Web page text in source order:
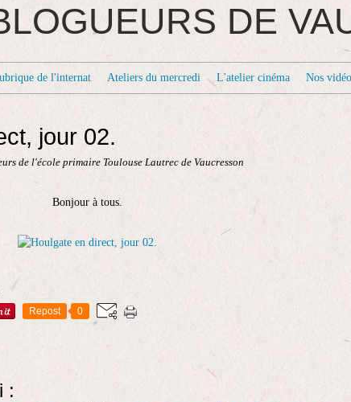
DE
de l'internat Ateliers du mercredi L'atelier cinéma Nos
jour 02.
de l'école primaire Toulouse Lautrec de Vaucresson
Bonjour à tous.
Repost 0
: